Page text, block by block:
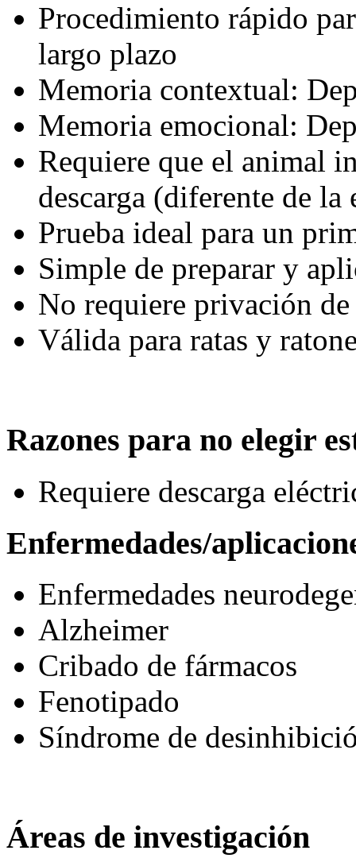
Procedimiento rápido
largo plazo
Memoria contextual:
Memoria emocional:
Requiere que el animal
descarga (diferente de
Prueba ideal para un
Simple de preparar y
No requiere privación
Válida para ratas y
Razones para no elegir
Requiere descarga
Enfermedades/
Enfermedades
Alzheimer
Cribado de fármacos
Fenotipado
Síndrome de
Áreas de investigación